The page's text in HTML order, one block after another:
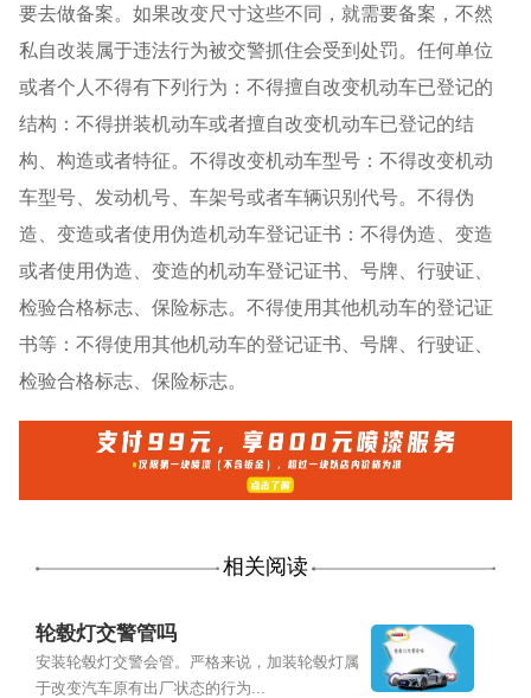
要去做备案。如果改变尺寸这些不同，就需要备案，不然
私自改装属于违法行为被交警抓住会受到处罚。任何单位
或者个人不得有下列行为：不得擅自改变机动车已登记的
结构：不得拼装机动车或者擅自改变机动车已登记的结
构、构造或者特征。不得改变机动车型号：不得改变机动
车型号、发动机号、车架号或者车辆识别代号。不得伪
造、变造或者使用伪造机动车登记证书：不得伪造、变造
或者使用伪造、变造的机动车登记证书、号牌、行驶证、
检验合格标志、保险标志。不得使用其他机动车的登记证
书等：不得使用其他机动车的登记证书、号牌、行驶证、
检验合格标志、保险标志。
相关阅读
轮毂灯交警管吗
安装轮毂灯交警会管。严格来说，加装轮毂灯属
于改变汽车原有出厂状态的行为...